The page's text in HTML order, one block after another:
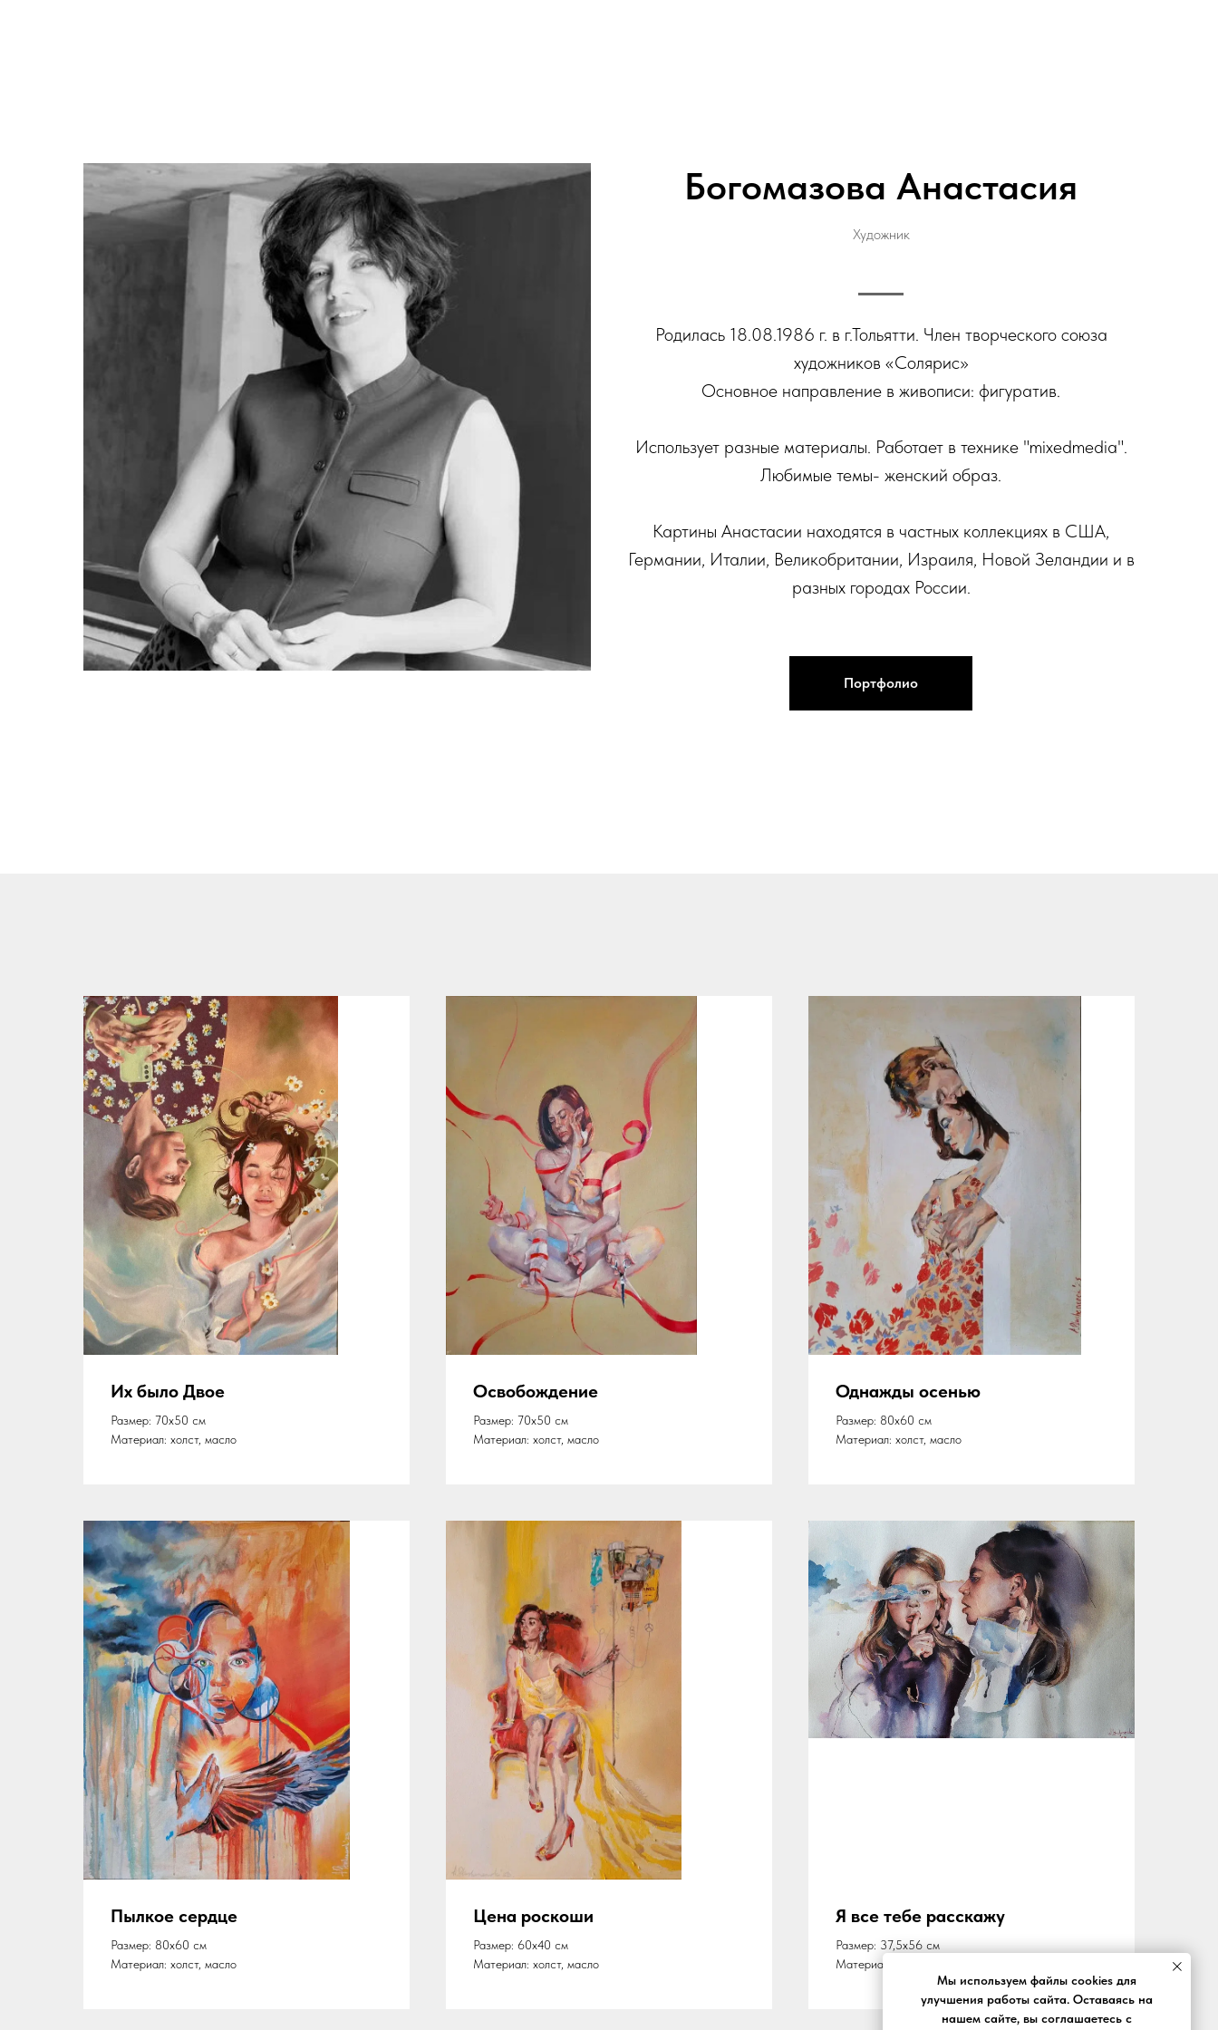
Богомазова Анастасия
Художник
Родилась 18.08.1986 г. в г.Тольятти. Член творческого союза
художников «Солярис»
Основное направление в живописи: фигуратив.
Использует разные материалы. Работает в технике "mixedmedia".
Любимые темы- женский образ.
Картины Анастасии находятся в частных коллекциях в США,
Германии, Италии, Великобритании, Израиля, Новой Зеландии и в
разных городах России.
Портфолио
Их было Двое
Размер: 70х50 см
Материал: холст, масло
Освобождение
Размер: 70х50 см
Материал: холст, масло
Однажды осенью
Размер: 80х60 см
Материал: холст, масло
Пылкое сердце
Размер: 80х60 см
Материал: холст, масло
Цена роскоши
Размер: 60х40 см
Материал: холст, масло
Я все тебе расскажу
Размер: 37,5х56 см
Материал: бумага, акварель
Мы используем файлы cookies для
улучшения работы сайта. Оставаясь на
нашем сайте, вы соглашаетесь с